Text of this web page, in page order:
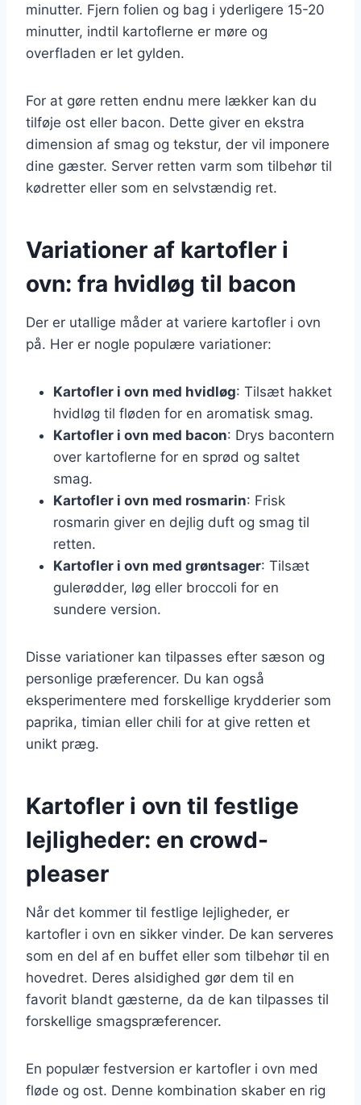
minutter. Fjern folien og bag i yderligere 15-20
minutter, indtil kartoflerne er møre og
overfladen er let gylden.
For at gøre retten endnu mere lækker kan du
tilføje ost eller bacon. Dette giver en ekstra
dimension af smag og tekstur, der vil imponere
dine gæster. Server retten varm som tilbehør til
kødretter eller som en selvstændig ret.
Variationer af kartofler i
ovn: fra hvidløg til bacon
Der er utallige måder at variere kartofler i ovn
på. Her er nogle populære variationer:
Kartofler i ovn med hvidløg: Tilsæt hakket
hvidløg til fløden for en aromatisk smag.
Kartofler i ovn med bacon: Drys bacontern
over kartoflerne for en sprød og saltet
smag.
Kartofler i ovn med rosmarin: Frisk
rosmarin giver en dejlig duft og smag til
retten.
Kartofler i ovn med grøntsager: Tilsæt
gulerødder, løg eller broccoli for en
sundere version.
Disse variationer kan tilpasses efter sæson og
personlige præferencer. Du kan også
eksperimentere med forskellige krydderier som
paprika, timian eller chili for at give retten et
unikt præg.
Kartofler i ovn til festlige
lejligheder: en crowd-
pleaser
Når det kommer til festlige lejligheder, er
kartofler i ovn en sikker vinder. De kan serveres
som en del af en buffet eller som tilbehør til en
hovedret. Deres alsidighed gør dem til en
favorit blandt gæsterne, da de kan tilpasses til
forskellige smagspræferencer.
En populær festversion er kartofler i ovn med
fløde og ost. Denne kombination skaber en rig